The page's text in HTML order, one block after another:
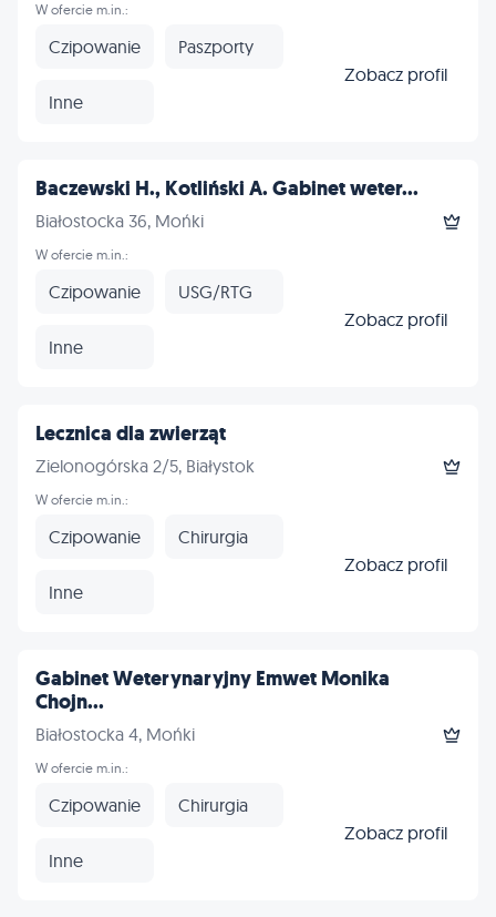
W ofercie m.in.:
Czipowanie Paszporty
Inne
Zobacz profil
Baczewski H., Kotliński A. Gabinet weter...
Białostocka 36, Mońki
W ofercie m.in.:
Czipowanie USG/RTG
Inne
Zobacz profil
Lecznica dla zwierząt
Zielonogórska 2/5, Białystok
W ofercie m.in.:
Czipowanie Chirurgia
Inne
Zobacz profil
Gabinet Weterynaryjny Emwet Monika
Chojn...
Białostocka 4, Mońki
W ofercie m.in.:
Czipowanie Chirurgia
Inne
Zobacz profil